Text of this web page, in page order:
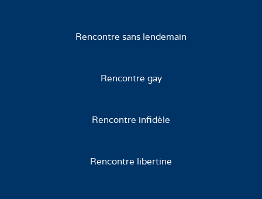
Rencontre sans lendemain
Rencontre gay
Rencontre infidèle
Rencontre libertine